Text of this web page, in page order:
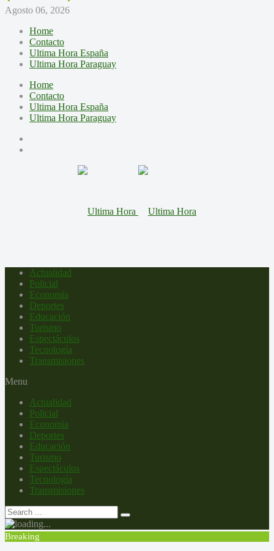
Agosto 06, 2026
Home
Contacto
Ultima Hora España
Ultima Hora Paraguay
Home
Contacto
Ultima Hora España
Ultima Hora Paraguay
Actualidad
Policial
Economía
Deportes
Educación
Turismo
Espectáculos
Tecnología
Transmisiones
Menu
Actualidad
Policial
Economía
Deportes
Educación
Turismo
Espectáculos
Tecnología
Transmisiones
Breaking